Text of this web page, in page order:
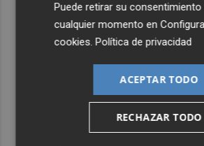
Puede retirar su consentimiento
cualquier momento en
cookies .Política de privacidad
ACEPTAR TODO
RECHAZAR TODO